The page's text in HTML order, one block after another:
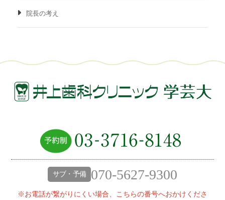
院長の考え
サブ・予備 070-5627-9300
※お電話が繋がりにくい場合、こちらの番号へおかけくださ